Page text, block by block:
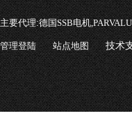
主要代理:德国SSB电机
管理登陆 站点地图 技术